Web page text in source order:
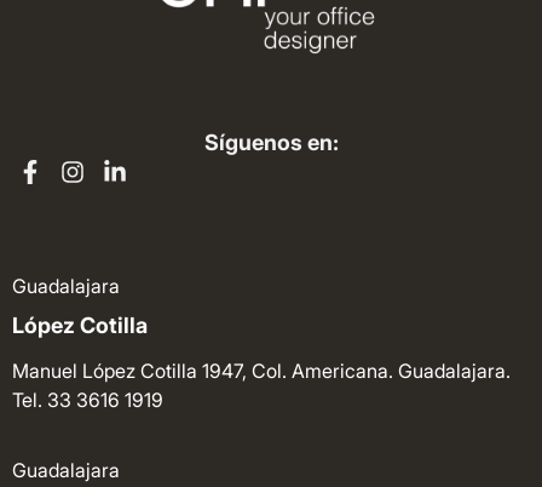
Síguenos en:
Guadalajara
López Cotilla
Manuel López Cotilla 1947, Col. Americana. Guadalajara.
Tel. 33 3616 1919
Guadalajara